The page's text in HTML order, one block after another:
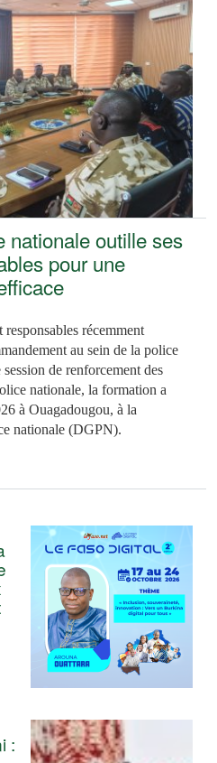
nationale outille ses
pour une
récemment
au sein de la police
de renforcement des
nationale, la formation a
à Ouagadougou, à la
nationale (DGPN).
: